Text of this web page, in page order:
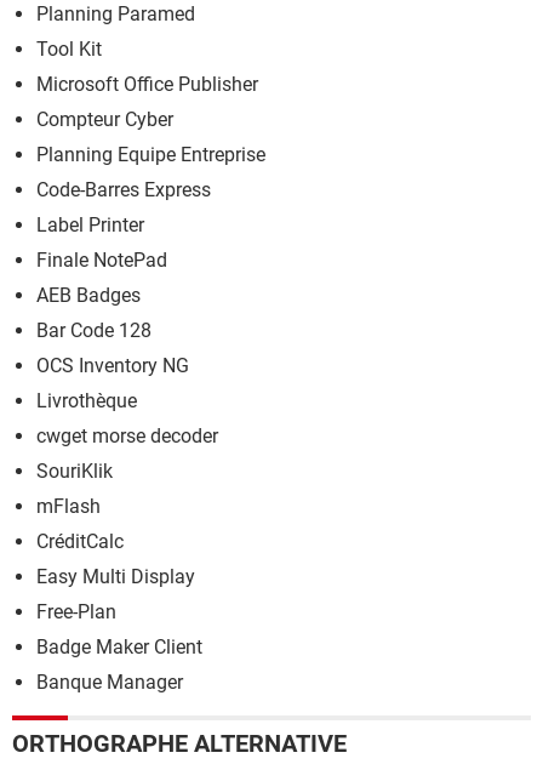
Planning Paramed
Tool Kit
Microsoft Office Publisher
Compteur Cyber
Planning Equipe Entreprise
Code-Barres Express
Label Printer
Finale NotePad
AEB Badges
Bar Code 128
OCS Inventory NG
Livrothèque
cwget morse decoder
SouriKlik
mFlash
CréditCalc
Easy Multi Display
Free-Plan
Badge Maker Client
Banque Manager
ORTHOGRAPHE ALTERNATIVE